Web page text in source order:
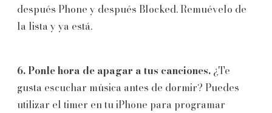
después Phone y después Blocked. Remuévelo de
la lista y ya está.
6. Ponle hora de apagar a tus canciones. ¿Te
gusta escuchar música antes de dormir? Puedes
utilizar el timer en tu iPhone para programar